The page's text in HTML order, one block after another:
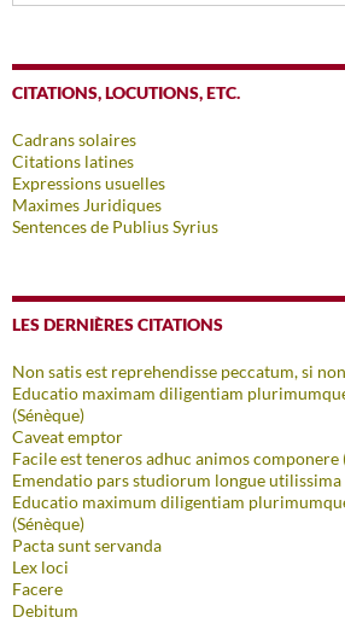
CITATIONS, LOCUTIONS, ETC.
Cadrans solaires
Citations latines
Expressions usuelles
Maximes Juridiques
Sentences de Publius Syrius
LES DERNIÈRES CITATIONS
Non satis est reprehendisse peccatum, si
Educatio maximam diligentiam
(Sénèque)
Caveat emptor
Facile est teneros adhuc animos componere
Emendatio pars studiorum longue
Educatio maximum diligentiam
(Sénèque)
Pacta sunt servanda
Lex loci
Facere
Debitum